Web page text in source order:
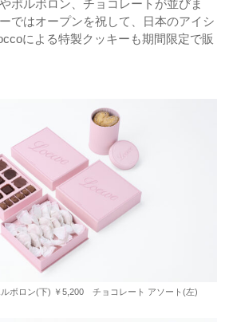
ポルボロン、チョコレートが並びま
ではオープンを祝して、日本のアイシ
による特製クッキーも期間限定で販
ボロン(下) ￥5,200 チョコレート アソート(左)